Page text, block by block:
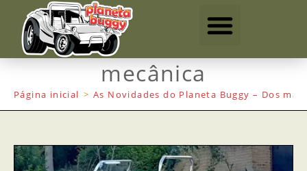
mecânica
Página inicial > As Novidades do Planeta Buggy – Dos